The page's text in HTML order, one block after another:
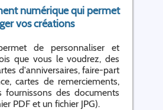
numérique qui permet
vos créations
de personnaliser et
que vous le voudrez, des
d'anniversaires, faire-part
cartes de remerciements,
fournissons des documents
PDF et un fichier JPG).